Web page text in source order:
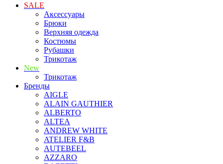
SALE
Аксессуары
Брюки
Верхняя одежда
Костюмы
Рубашки
Трикотаж
New
Трикотаж
Бренды
AIGLE
ALAIN GAUTHIER
ALBERTO
ALTEA
ANDREW WHITE
ATELIER F&B
AUTEBEEL
AZZARO